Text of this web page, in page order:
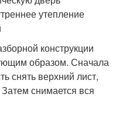
конструкции
образом. Сначала
снять верхний лист,
снимается вся